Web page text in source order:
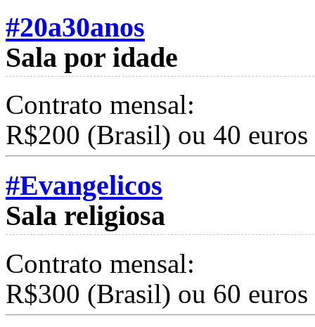
#20a30anos
Sala por idade
Contrato mensal:
R$200 (Brasil) ou 40
#Evangelicos
Sala religiosa
Contrato mensal:
R$300 (Brasil) ou 60